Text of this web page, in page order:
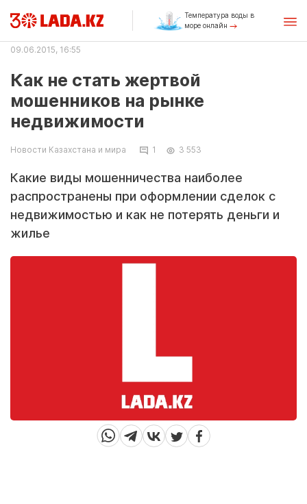
Температура воды в
море онлайн
09.06.2015, 16:55
Как не стать жертвой
мошенников на рынке
недвижимости
Новости Казахстана и мира 1 3 553
Какие виды мошенничества наиболее
распространены при оформлении сделок с
недвижимостью и как не потерять деньги и
жилье